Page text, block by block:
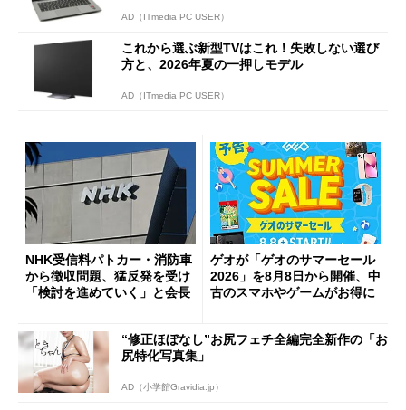
AD（ITmedia PC USER）
これから選ぶ新型TVはこれ！失敗しない選び
方と、2026年夏の一押しモデル
AD（ITmedia PC USER）
NHK受信料パトカー・消防車
から徴収問題、猛反発を受け
「検討を進めていく」と会長
ゲオが「ゲオのサマーセール
2026」を8月8日から開催、中
古のスマホやゲームがお得に
“修正ほぼなし”お尻フェチ全編完全新作の「お
尻特化写真集」
AD（小学館Gravidia.jp）